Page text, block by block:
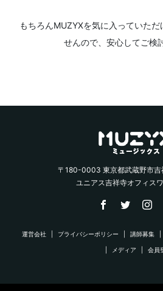
もちろんMUZYXを気に入っていた
せんので、安心してご検
〒180-0003 東京都武蔵野市
ユニアス吉祥寺オフィス
運営会社 プライバシーポリシー 講師募集
メディア 会員